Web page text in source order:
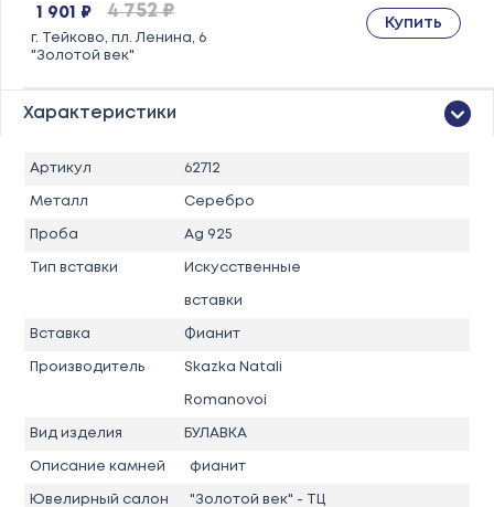
1 901 ₽ 4 752 ₽
г. Тейково, пл. Ленина, 6
"Золотой век"
Купить
Характеристики
Артикул 62712
Металл Серебро
Проба Ag 925
Тип вставки Искусственные
вставки
Вставка Фианит
Производитель Skazka Natali
Romanovoi
Вид изделия БУЛАВКА
Описание камней фианит
Ювелирный салон "Золотой век" - ТЦ